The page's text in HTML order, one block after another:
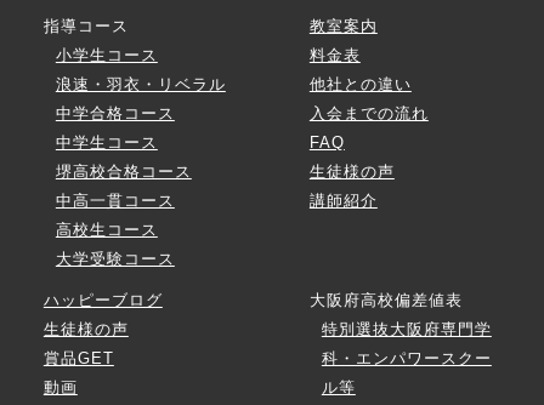
指導コース
小学生コース
浪速・羽衣・リベラル
中学合格コース
中学生コース
堺高校合格コース
中高一貫コース
高校生コース
大学受験コース
教室案内
料金表
他社との違い
入会までの流れ
FAQ
生徒様の声
講師紹介
ハッピーブログ
生徒様の声
賞品GET
動画
大阪府高校偏差値表
特別選抜大阪府専門学
科・エンパワースクー
ル等